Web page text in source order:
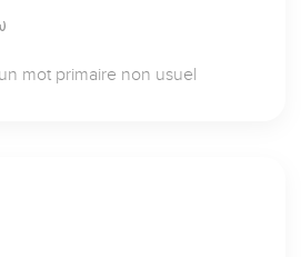
mot primaire non usuel